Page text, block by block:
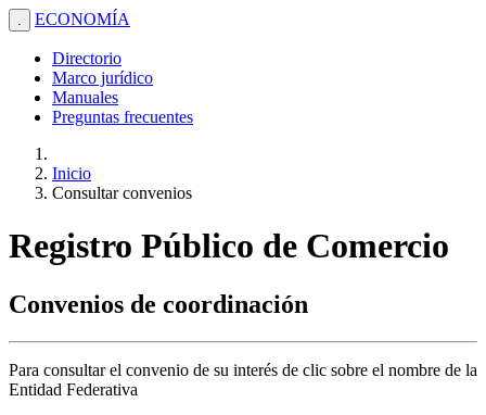
. ECONOMÍA
Directorio
Marco jurídico
Manuales
Preguntas frecuentes
Inicio
Consultar convenios
Registro Público de Comercio
Convenios de coordinación
Para consultar el convenio de su interés de clic sobre el nombre de la
Entidad Federativa